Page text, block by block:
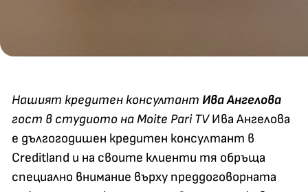
Нашият кредитен консултант Ива Ангелова
гост в студиото на Moite Pari TVИва Ангелова
е дългогодишен кредитен консултант в
Creditland и на своите клиенти тя обръща
специално внимание върху преддоговорната